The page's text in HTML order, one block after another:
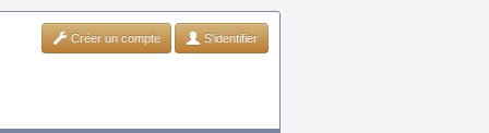
Créer un compte S'identifier